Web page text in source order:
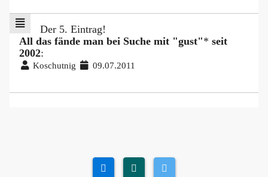
Der 5. Eintrag!
All das fände man bei Suche mit "gust"* seit
2002:
Koschutnig 09.07.2011